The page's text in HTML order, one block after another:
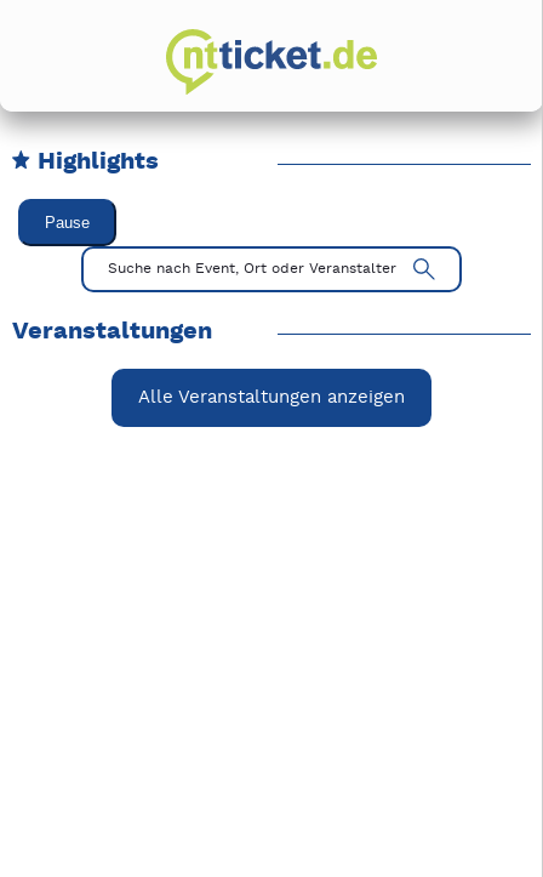
Highlights
Karussell Veranstaltungen überspringen
Pause
Mit Tab zu den Steuerelementen wechseln. Mit Pfeiltasten
Suche nach Event, Ort oder Veranstalter
Veranstaltungen
Alle Veranstaltungen anzeigen